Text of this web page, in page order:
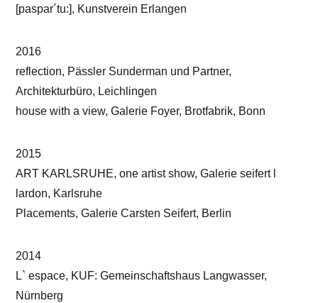
[paspar´tu:], Kunstverein Erlangen
2016
reflection, Pässler Sunderman und Partner,
Architekturbüro, Leichlingen
house with a view, Galerie Foyer, Brotfabrik, Bonn
2015
ART KARLSRUHE, one artist show, Galerie seifert l
lardon, Karlsruhe
Placements, Galerie Carsten Seifert, Berlin
2014
L` espace, KUF: Gemeinschaftshaus Langwasser,
Nürnberg